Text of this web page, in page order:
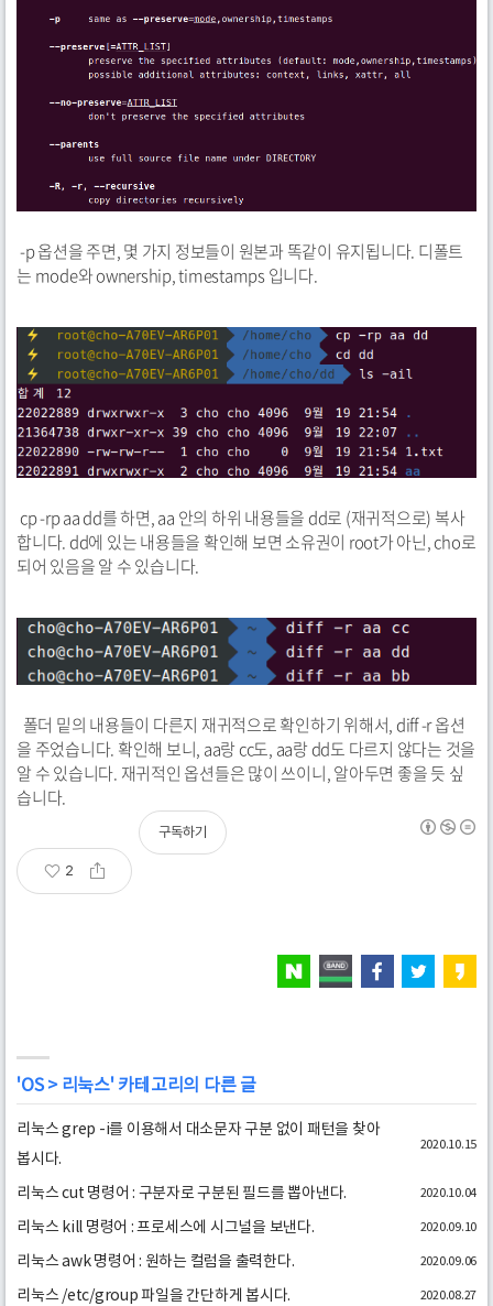
-p 옵션을 주면, 몇 가지 정보들이 원본과 똑같이 유지됩니다. 디폴트
는 mode와 ownership, timestamps 입니다.
cp -rp aa dd를 하면, aa 안의 하위 내용들을 dd로 (재귀적으로) 복사
합니다. dd에 있는 내용들을 확인해 보면 소유권이 root가 아닌, cho로
되어 있음을 알 수 있습니다.
폴더 밑의 내용들이 다른지 재귀적으로 확인하기 위해서, diff -r 옵션
을 주었습니다. 확인해 보니, aa랑 cc도, aa랑 dd도 다르지 않다는 것을
알 수 있습니다. 재귀적인 옵션들은 많이 쓰이니, 알아두면 좋을 듯 싶
습니다.
2
구독하기
'OS> 리눅스' 카테고리의 다른 글
리눅스 grep -i를 이용해서 대소문자 구분 없이 패턴을 찾아
봅시다.
2020.10.15
리눅스 cut 명령어 : 구분자로 구분된 필드를 뽑아낸다. 2020.10.04
리눅스 kill 명령어 : 프로세스에 시그널을 보낸다. 2020.09.10
리눅스 awk 명령어 : 원하는 컬럼을 출력한다. 2020.09.06
리눅스 /etc/group 파일을 간단하게 봅시다. 2020.08.27